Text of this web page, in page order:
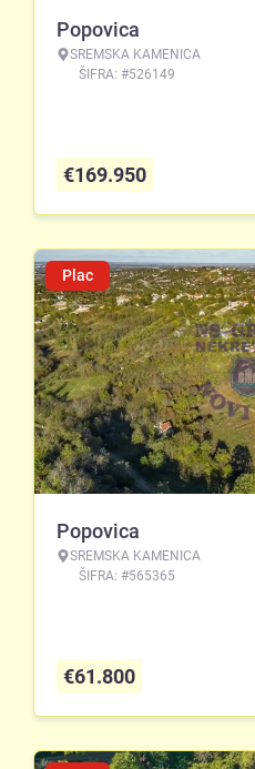
Popovica
SREMSKA KAMENICA
ŠIFRA: #526149
€169.950
Plac
Popovica
SREMSKA KAMENICA
ŠIFRA: #565365
€61.800